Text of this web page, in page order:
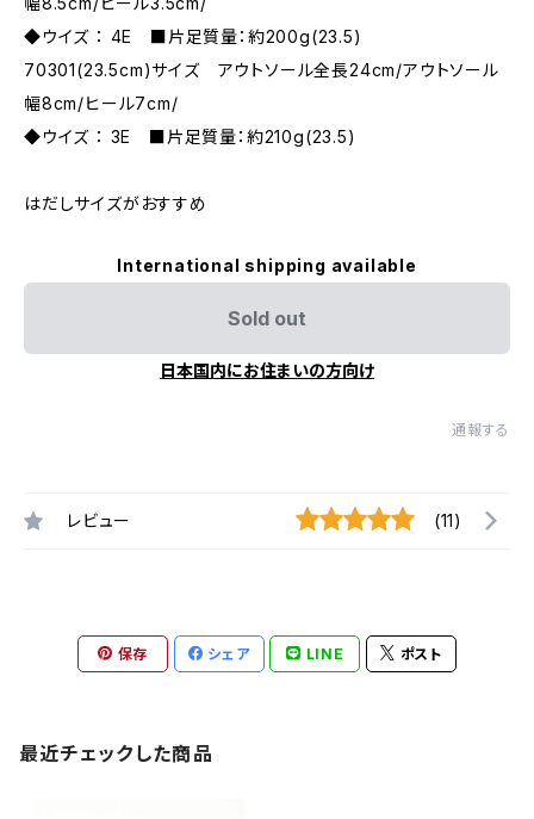
◆ウイズ ： 4E ■片足質量：約200g(23.5)
70301(23.5cm)サイズ アウトソール全長24cm/アウトソール
幅8cm/ヒール7cm/
◆ウイズ ： 3E ■片足質量：約210g(23.5)
はだしサイズがおすすめ
International shipping available
Sold out
日本国内にお住まいの方向け
通報する
レビュー (11)
保存 シェア LINE ポスト
最近チェックした商品